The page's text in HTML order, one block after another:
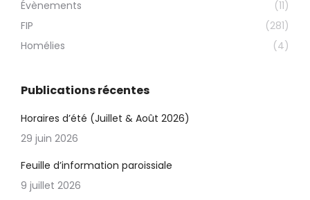
Évènements
(11)
FIP
(281)
Homélies
(4)
Publications récentes
Horaires d’été (Juillet & Août 2026)
29 juin 2026
Feuille d’information paroissiale
9 juillet 2026